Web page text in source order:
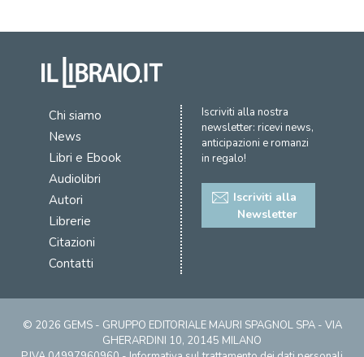
Chi siamo
News
Libri e Ebook
Audiolibri
Autori
Librerie
Citazioni
Contatti
Iscriviti alla nostra
newsletter: ricevi news,
anticipazioni e romanzi
in regalo!
Iscriviti alla
Newsletter
© 2026 GEMS - GRUPPO EDITORIALE MAURI SPAGNOL SPA - VIA
GHERARDINI 10, 20145 MILANO